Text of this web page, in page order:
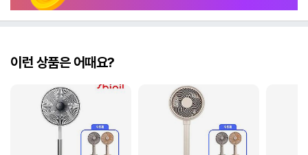
이런 상품은 어때요?